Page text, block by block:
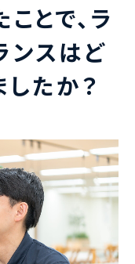
とで、ラ
ンスはど
たか？